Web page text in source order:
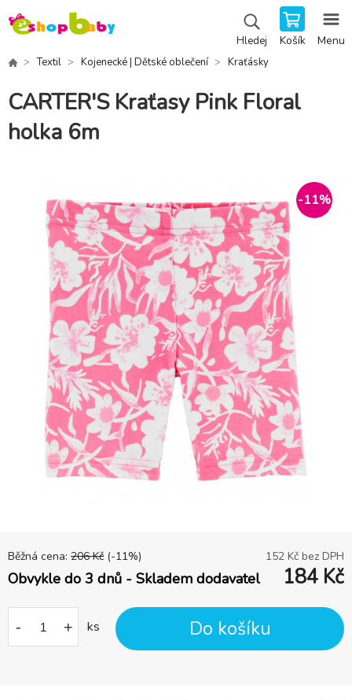
Hledej Košík Menu
Textil Kojenecké | Dětské oblečení Kraťásky
CARTER'S Kraťasy Pink Floral
holka 6m
-11%
Běžná cena: 206 Kč (-11%) 152 Kč bez DPH
Obvykle do 3 dnů - Skladem dodavatel 184 Kč
- + ks Do košíku